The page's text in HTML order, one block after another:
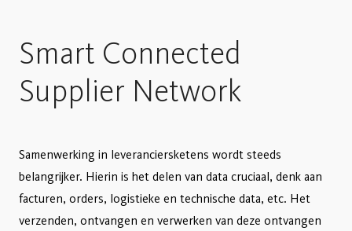
Smart Connected
Supplier Network
Samenwerking in leveranciersketens wordt steeds
belangrijker. Hierin is het delen van data cruciaal, denk aan
facturen, orders, logistieke en technische data, etc. Het
verzenden, ontvangen en verwerken van deze ontvangen